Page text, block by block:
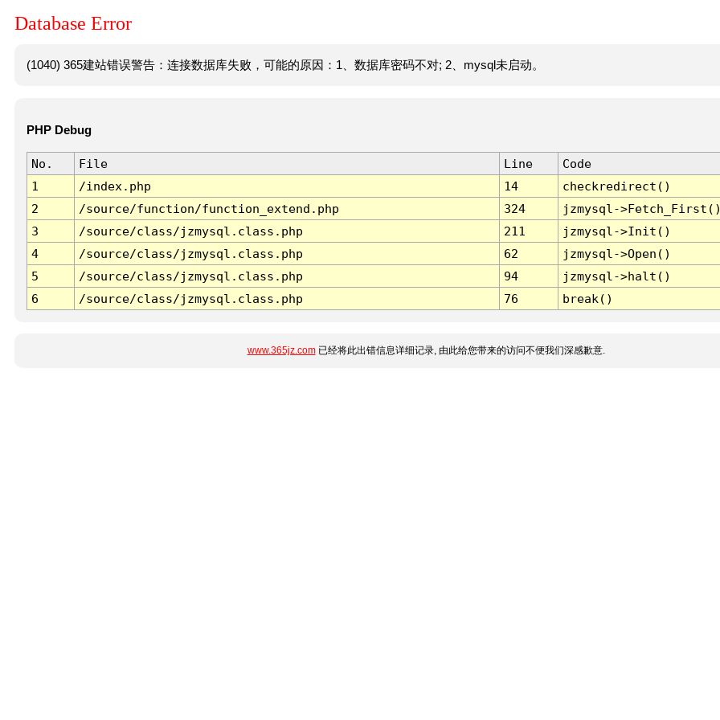
Database Error
(1040) 365建站错误警告：连接数据库失败，可能的原因：1、数据库密码不对; 2、mysql未启动。
PHP Debug
No. File Line
Code
1
/index.php 14
checkredirect()
2
/source/function/function_extend.php 324
jzmysql-
3
/source/class/jzmysql.class.php 211
jzmysql->Init()
4
/source/class/jzmysql.class.php 62
jzmysql->Open()
5
/source/class/jzmysql.class.php 94
jzmysql->halt()
6
/source/class/jzmysql.class.php 76 break()
www.365jz.com已经将此出错信息详细记录, 由此给您带来的访问不便我们深感歉意.